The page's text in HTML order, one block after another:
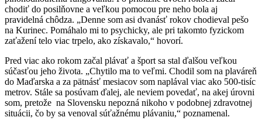
chodiť do posilňovne a veľkou pomocou pre neho bola aj
pravidelná chôdza. „Denne som asi dvanásť rokov chodieval pešo
na Kurinec. Pomáhalo mi to psychicky, ale pri takomto fyzickom
zaťažení telo viac trpelo, ako získavalo,“ hovorí.
Pred viac ako rokom začal plávať a šport sa stal ďalšou veľkou
súčasťou jeho života. „Chytilo ma to veľmi. Chodil som na plaváreň
do Maďarska a za pätnásť mesiacov som naplával viac ako 500-tisíc
metrov. Stále sa posúvam ďalej, ale neviem povedať, na akej úrovni
som, pretože na Slovensku nepozná nikoho v podobnej zdravotnej
situácii, čo by sa venoval súťažnému plávaniu,“ poznamenal.